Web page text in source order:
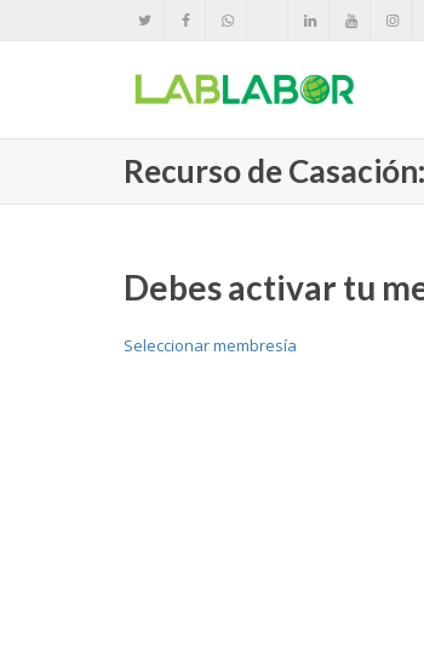
Recurso de
Debes activar tu
Seleccionar membresía